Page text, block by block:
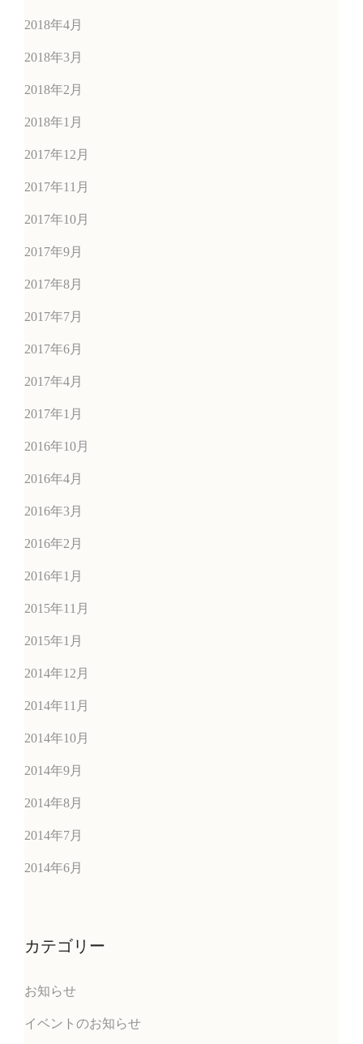
2018年4月
2018年3月
2018年2月
2018年1月
2017年12月
2017年11月
2017年10月
2017年9月
2017年8月
2017年7月
2017年6月
2017年4月
2017年1月
2016年10月
2016年4月
2016年3月
2016年2月
2016年1月
2015年11月
2015年1月
2014年12月
2014年11月
2014年10月
2014年9月
2014年8月
2014年7月
2014年6月
カテゴリー
お知らせ
イベントのお知らせ